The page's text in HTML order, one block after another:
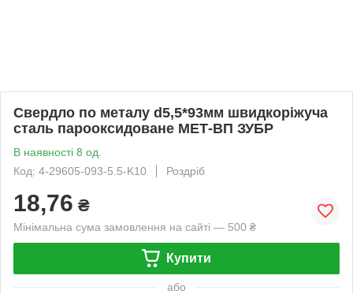
Свердло по металу d5,5*93мм швидкоріжуча
сталь парооксидоване МЕТ-ВП ЗУБР
В наявності 8 од.
Код: 4-29605-093-5.5-K10
Роздріб
18,76 ₴
Мінімальна сума замовлення на сайті — 500 ₴
Купити
або